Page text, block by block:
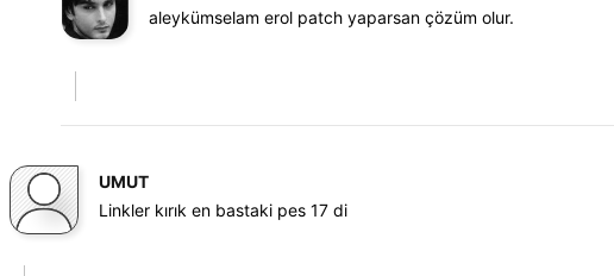
aleykümselam erol patch yaparsan çözüm olur.
UMUT
Linkler kırık en bastaki pes 17 di